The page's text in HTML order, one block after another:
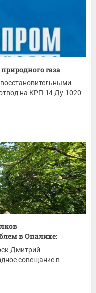
газа
на КРП-14 Ду-1020
в Опалихе:
Дмитрий
совещание в